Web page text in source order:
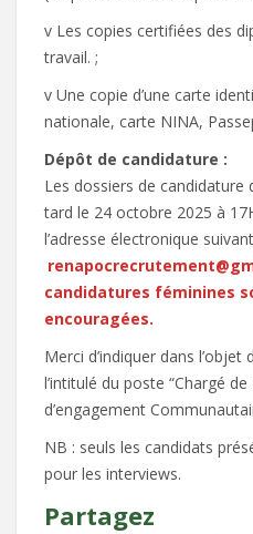
v Les copies certifiées des
travail. ;
v Une copie d’une carte
nationale, carte NINA,
Dépôt de candidature :
Les dossiers de
tard le 24 octobre 2025 à
l’adresse électronique
candidatures féminines
encouragées.
Merci d’indiquer dans
l’intitulé du poste “Chargé
d’engagement
NB : seuls les candidats
pour les interviews.
Partagez